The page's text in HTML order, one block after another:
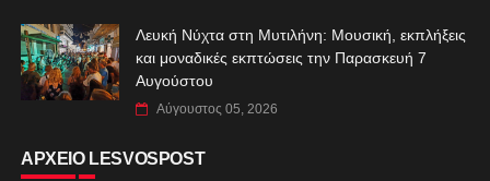
Λευκή Νύχτα στη Μυτιλήνη: Μουσική, εκπλήξεις
και μοναδικές εκπτώσεις την Παρασκευή 7
Αυγούστου
Αύγουστος 05, 2026
ΑΡΧΕΙΟ LESVOSPOST